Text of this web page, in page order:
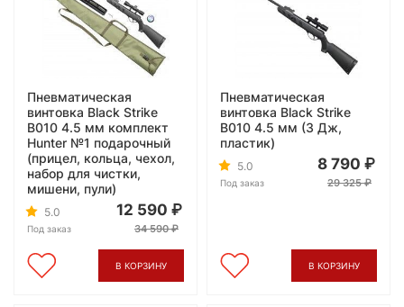
Пневматическая
винтовка Black Strike
B010 4.5 мм комплект
Hunter №1 подарочный
(прицел, кольца, чехол,
набор для чистки,
мишени, пули)
5.0
Под заказ
12 590
34 590
В КОРЗИНУ
Пневматическая
винтовка Black Strike
B010 4.5 мм (3 Дж,
пластик)
5.0
Под заказ
8 790
29 325
В КОРЗИНУ